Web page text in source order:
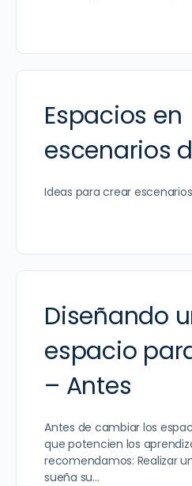
Espacios en
escenarios
Ideas para crear
Diseñando
espacio
– Antes
Antes de cambiar los
que potencien los
recomendamos: Realizar
sueña su…